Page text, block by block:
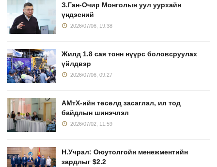
З.Ган-Очир Монголын уул уурхайн
үндэсний
2026/07/06, 19:38
Жилд 1.8 сая тонн нүүрс боловсруулах
үйлдвэр
2026/07/06, 09:27
АМтХ-ийн төсөлд засаглал, ил тод
байдлын шинэчлэл
2026/07/02, 11:59
Н.Учрал: Оюутолгойн менежментийн
зардлыг $2.2